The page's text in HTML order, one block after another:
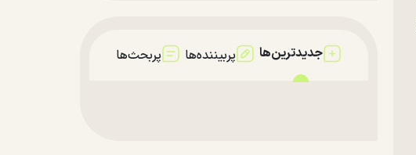
جدیدترین‌ها پربیننده‌ها پربحث‌ها